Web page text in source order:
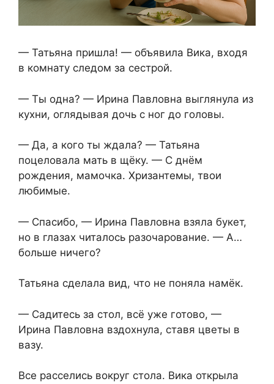
— Татьяна пришла! — объявила Вика, входя
в комнату следом за сестрой.
— Ты одна? — Ирина Павловна выглянула из
кухни, оглядывая дочь с ног до головы.
— Да, а кого ты ждала? — Татьяна
поцеловала мать в щёку. — С днём
рождения, мамочка. Хризантемы, твои
любимые.
— Спасибо, — Ирина Павловна взяла букет,
но в глазах читалось разочарование. — А…
больше ничего?
Татьяна сделала вид, что не поняла намёк.
— Садитесь за стол, всё уже готово, —
Ирина Павловна вздохнула, ставя цветы в
вазу.
Все расселись вокруг стола. Вика открыла